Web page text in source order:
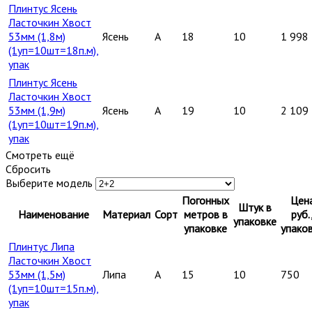
Плинтус Ясень
Ласточкин Хвост
53мм (1,8м)
(1уп=10шт=18п.м),
упак
Ясень A 18 10 1 998
Плинтус Ясень
Ласточкин Хвост
53мм (1,9м)
(1уп=10шт=19п.м),
упак
Ясень A 19 10 2 109
Смотреть ещё
Сбросить
Выберите модель
Наименование Материал Сорт
Погонных
метров в
упаковке
Штук в
упаковке
Плинтус Липа
Ласточкин Хвост
53мм (1,5м)
(1уп=10шт=15п.м),
упак
Липа A 15 10 750